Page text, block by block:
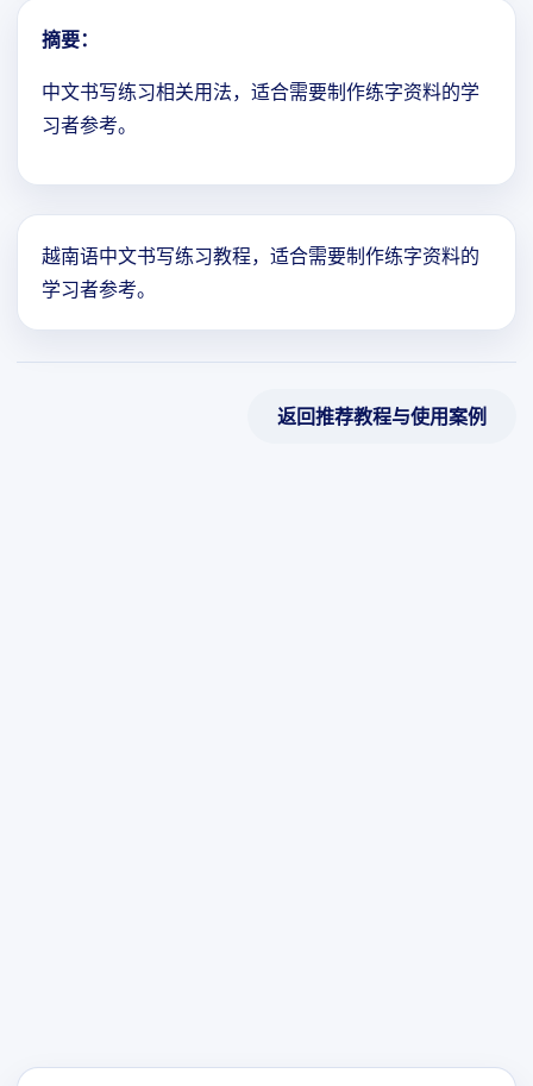
摘要：
中文书写练习相关用法，适合需要制作练字资料的学
习者参考。
越南语中文书写练习教程，适合需要制作练字资料的
学习者参考。
返回推荐教程与使用案例